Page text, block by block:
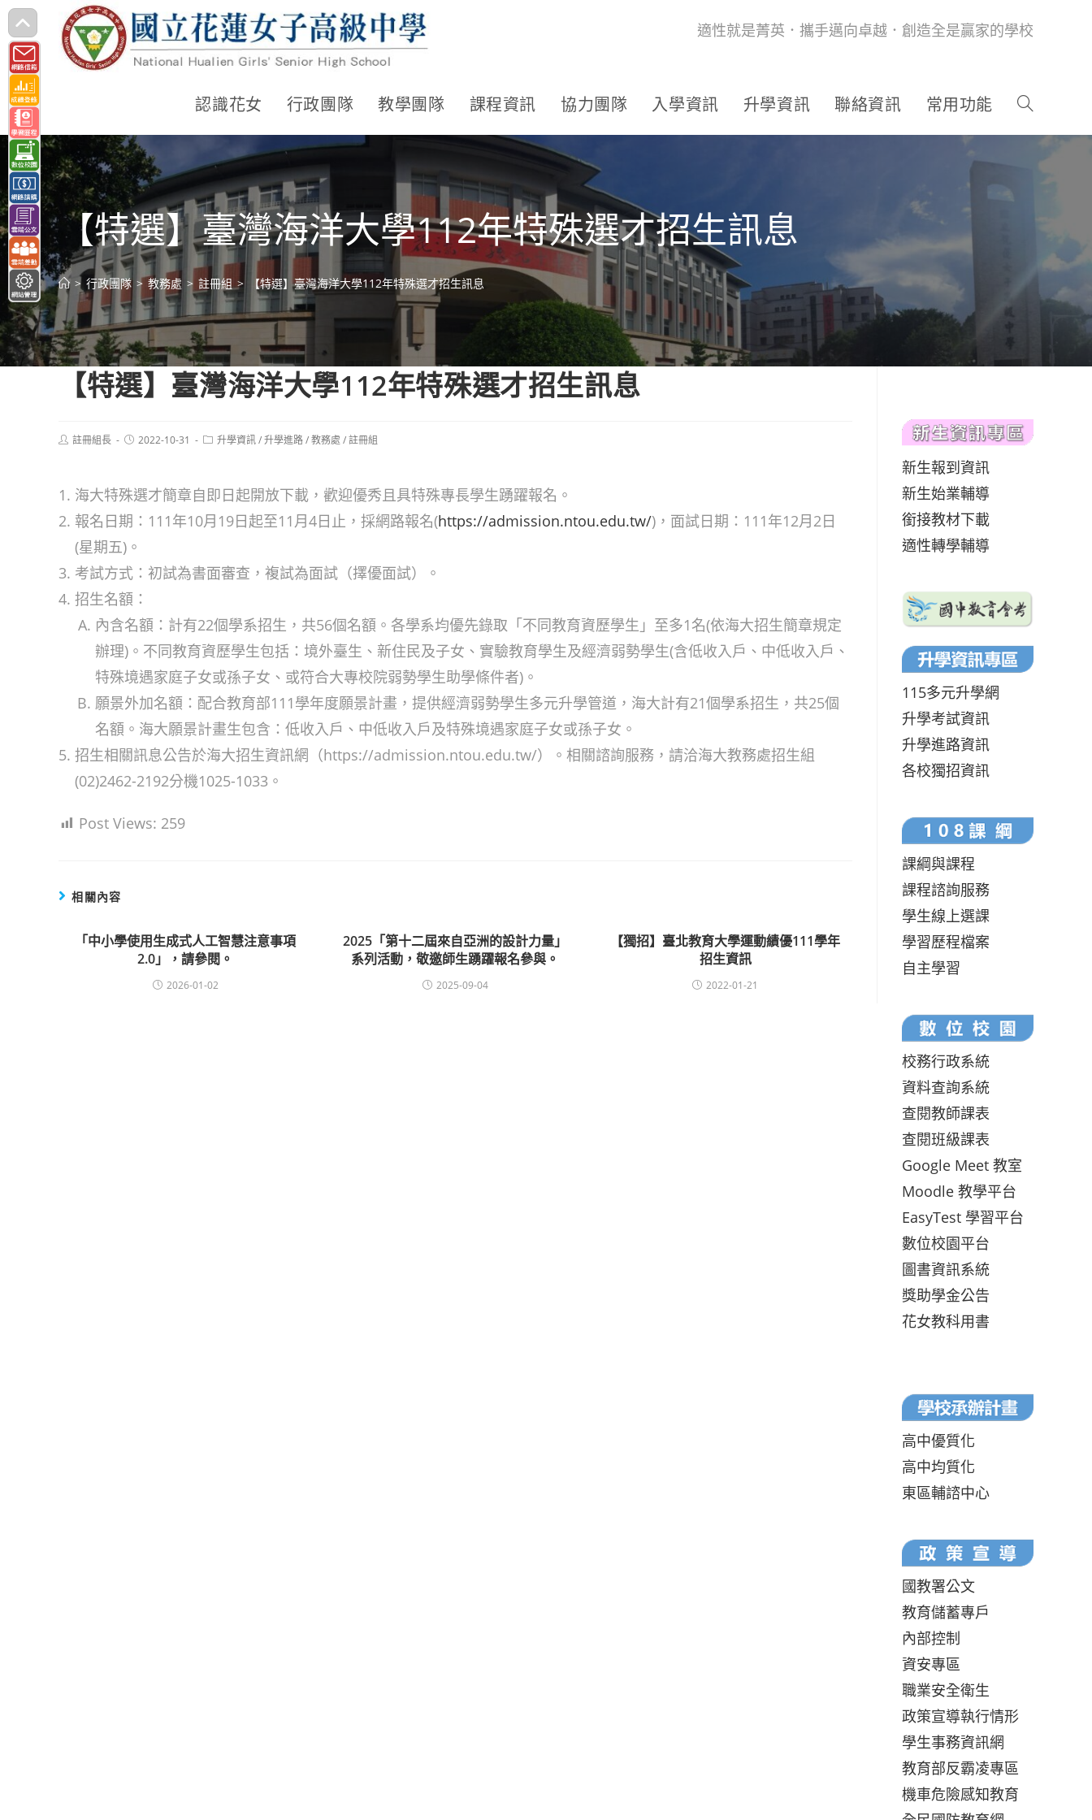
跳
轉
至
主
要
內
容
適性就是菁英．攜手邁向卓越．創造全是贏家的學校
認識花女 行政團隊 教學團隊 課程資訊 協力團隊 入學資訊 升學資訊 聯絡資訊 常用功能
【特選】臺灣海洋大學112年特殊選才招生訊息
> 行政團隊 > 教務處 > 註冊組 > 【特選】臺灣海洋大學112年特殊選才招生訊息
【特選】臺灣海洋大學112年特殊選才招生訊息
Post註冊組長
Post2022-10-31
Post升學資訊/升學進路/教務處 /註冊組
海大特殊選才簡章自即日起開放下載，歡迎優秀且具特殊專長學生踴躍報名。
報名日期：111年10月19日起至11月4日止，採網路報名(https://admission.ntou.edu.tw/)，面試日期：111年12月2日
(星期五)。
考試方式：初試為書面審查，複試為面試（擇優面試）。
招生名額：
內含名額：計有22個學系招生，共56個名額。各學系均優先錄取「不同教育資歷學生」至多1名(依海大招生簡章規定
辦理)。不同教育資歷學生包括：境外臺生、新住民及子女、實驗教育學生及經濟弱勢學生(含低收入戶、中低收入戶、
特殊境遇家庭子女或孫子女、或符合大專校院弱勢學生助學條件者)。
願景外加名額：配合教育部111學年度願景計畫，提供經濟弱勢學生多元升學管道，海大計有21個學系招生，共25個
名額。海大願景計畫生包含：低收入戶、中低收入戶及特殊境遇家庭子女或孫子女。
招生相關訊息公告於海大招生資訊網（https://admission.ntou.edu.tw/）。相關諮詢服務，請洽海大教務處招生組
(02)2462-2192分機1025-1033。
Post Views: 259
相關內容
「中小學使用生成式人工智慧注意事項
2.0」，請參閱。
2026-01-02
2025「第十二屆來自亞洲的設計力量」
系列活動，敬邀師生踴躍報名參與。
2025-09-04
【獨招】臺北教育大學運動績優111學年
招生資訊
2022-01-21
新生報到資訊
新生始業輔導
銜接教材下載
適性轉學輔導
115多元升學網
升學考試資訊
升學進路資訊
各校獨招資訊
課綱與課程
課程諮詢服務
學生線上選課
學習歷程檔案
自主學習
校務行政系統
資料查詢系統
查閱教師課表
查閱班級課表
Google Meet 教室
Moodle 教學平台
EasyTest 學習平台
數位校園平台
圖書資訊系統
獎助學金公告
花女教科用書
高中優質化
高中均質化
東區輔諮中心
國教署公文
教育儲蓄專戶
內部控制
資安專區
職業安全衛生
政策宣導執行情形
學生事務資訊網
教育部反霸凌專區
機車危險感知教育